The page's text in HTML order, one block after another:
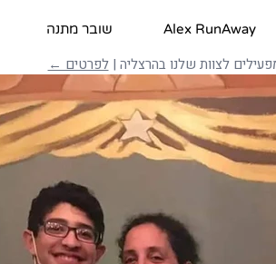
Alex RunAway שובר מתנה
לצוות שלנו בהרצליה |לפרטים ←